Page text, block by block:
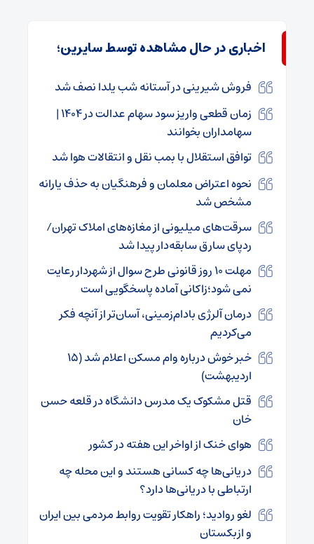
اخباری در حال مشاهده توسط سایرین؛
فروش شیرینی در آستانه شب یلدا نصف شد
زمان قطعی واریز سود سهام عدالت در ۱۴۰۴ |
سهامداران بخوانند
توافق استقلال با بمب نقل و انتقالات هوا شد
نحوه اعتراض معلمان و فرهنگیان به حذف یارانه
مشخص شد
سرقت‌های میلیونی از مغازه‌های املاک تهران/
ردپای سارق سابقه‌دار پیدا شد
مهلت ۱۰ روز قانونی طرح سوال از شهردار رعایت
نمی شود؛زاکانی آماده پاسخگویی است
درمان آلرژی بادام‌زمینی، آسان‌تر از آنچه فکر
می‌کردیم
خبر خوش درباره وام مسکن اعلام شد (۱۵
اردیبهشت)
قتل مشکوک یک مدرس دانشگاه در قلعه حسن
خان
هوای خنک از اواخر این هفته در کشور
دریانی‌ها چه کسانی هستند و این محله چه
ارتباطی با دریانی‌ها دارد؟
لغو روادید؛ راهکار تقویت روابط مردمی بین ایران
و ازبکستان